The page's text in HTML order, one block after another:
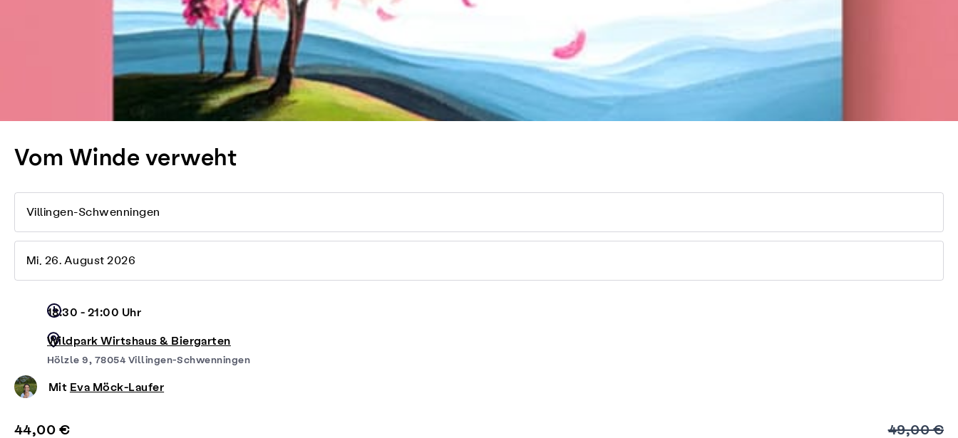
Vom Winde verweht
Villingen-Schwenningen
Mi, 26. August 2026
18:30 - 21:00 Uhr
Wildpark Wirtshaus & Biergarten
Hölzle 9, 78054 Villingen-Schwenningen
Mit Eva Möck-Laufer
44,00 € 49,00 €